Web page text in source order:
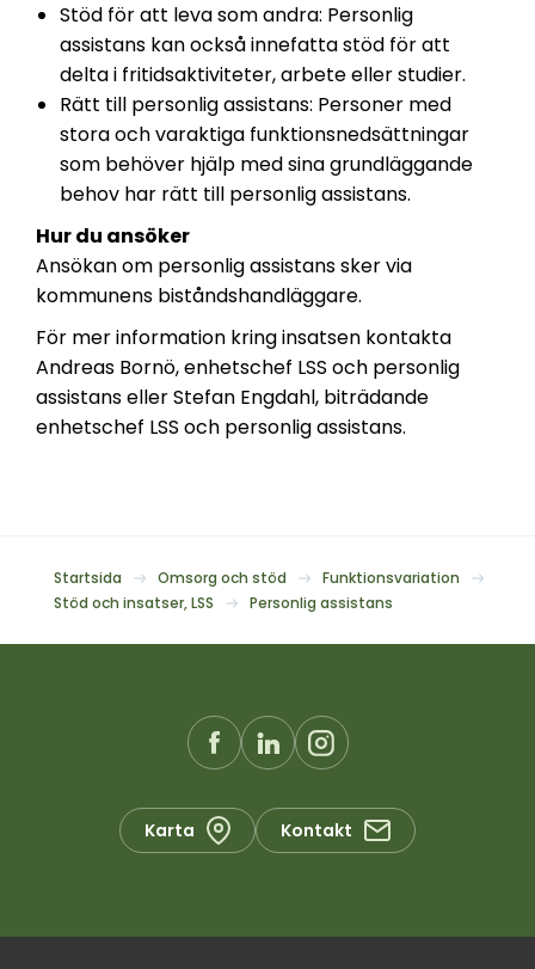
Stöd för att leva som andra: Personlig
assistans kan också innefatta stöd för att
delta i fritidsaktiviteter, arbete eller studier.
Rätt till personlig assistans: Personer med
stora och varaktiga funktionsnedsättningar
som behöver hjälp med sina grundläggande
behov har rätt till personlig assistans.
Hur du ansöker
Ansökan om personlig assistans sker via
kommunens biståndshandläggare.
För mer information kring insatsen kontakta
Andreas Bornö, enhetschef LSS och personlig
assistans eller Stefan Engdahl, biträdande
enhetschef LSS och personlig assistans.
Startsida Omsorg och stöd
Funktionsvariation
Stöd och insatser, LSS
Personlig assistans
Karta Kontakt